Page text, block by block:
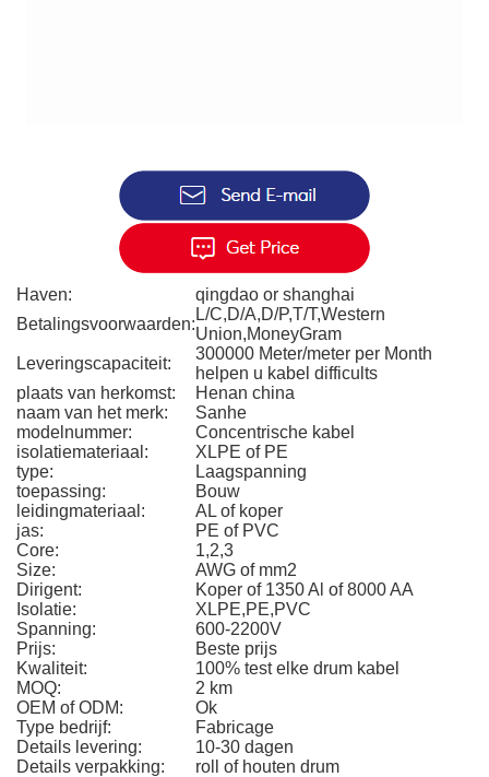
Haven:
qingdao or shanghai
Betalingsvoorwaarden:
L/C,D/A,D/P,T/T,Western
Union,MoneyGram
Leveringscapaciteit:
300000 Meter/meter per Month
helpen u kabel difficults
plaats van herkomst:
Henan china
naam van het merk:
Sanhe
modelnummer:
Concentrische kabel
isolatiemateriaal:
XLPE of PE
type:
Laagspanning
toepassing:
Bouw
leidingmateriaal:
AL of koper
jas:
PE of PVC
Core:
1,2,3
Size:
AWG of mm2
Dirigent:
Koper of 1350 Al of 8000 AA
Isolatie:
XLPE,PE,PVC
Spanning:
600-2200V
Prijs:
Beste prijs
Kwaliteit:
100% test elke drum kabel
MOQ:
2 km
OEM of ODM:
Ok
Type bedrijf:
Fabricage
Details levering:
10-30 dagen
Details verpakking:
roll of houten drum